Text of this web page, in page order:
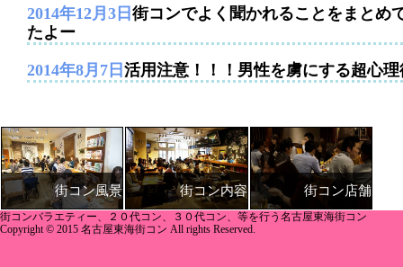
2014年12月3日 街コンでよく聞かれることをまとめ
たよー
2014年8月7日 活用注意！！！男性を虜にする超心理
街コン風景 街コン内容 街コン店舗
街コンバラエティー、２０代コン、３０代コン、等を行う名古屋東海街コン
Copyright © 2015 名古屋東海街コン All rights Reserved.